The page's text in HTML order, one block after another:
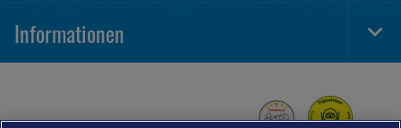
Informationen